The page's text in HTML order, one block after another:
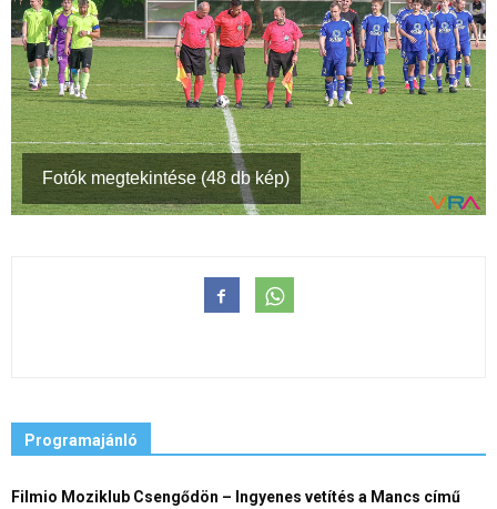
Fotók megtekintése (48 db kép)
Programajánló
Filmio Moziklub Csengődön – Ingyenes vetítés a Mancs című